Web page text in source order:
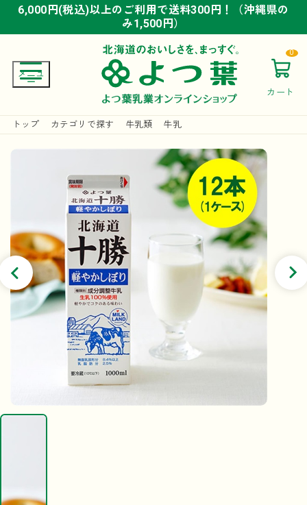
6,000円(税込)以上のご利用で送料300円！（沖縄県の
み1,500円）
6,000円(税込)以上のご利用で送料300円！（沖縄県の
み1,500円）
6,000円(税込)以上のご利用で送料300円！（沖縄県の
み1,500円）
カート
0
トップ カテゴリで探す 牛乳類 牛乳